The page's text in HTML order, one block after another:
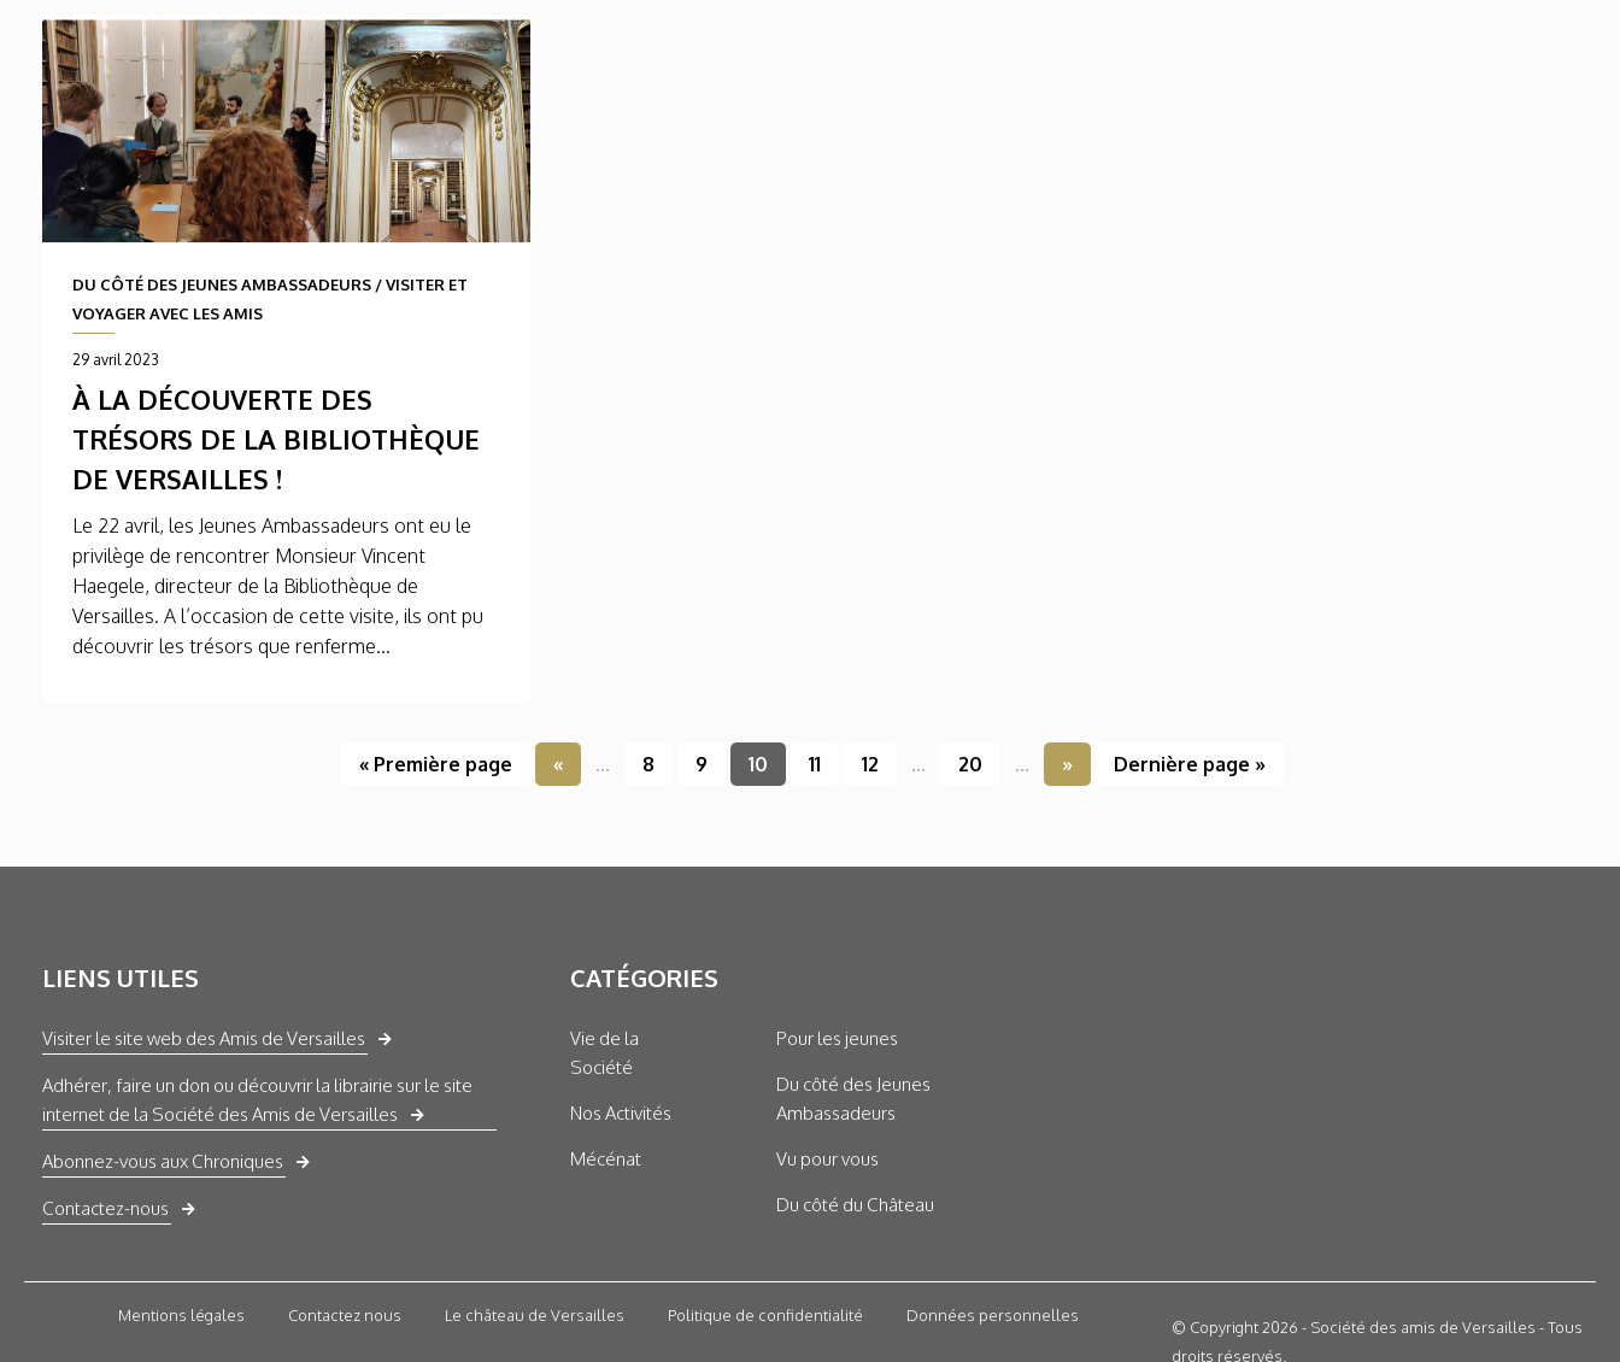
DU CÔTÉ DES JEUNES AMBASSADEURS /VISITER ET
VOYAGER AVEC LES AMIS
29 avril 2023
À LA DÉCOUVERTE DES
TRÉSORS DE LA BIBLIOTHÈQUE
DE VERSAILLES !
Le 22 avril, les Jeunes Ambassadeurs ont eu le
privilège de rencontrer Monsieur Vincent
Haegele, directeur de la Bibliothèque de
Versailles. A l’occasion de cette visite, ils ont pu
découvrir les trésors que renferme...
« Première page « ... 8 9 10 11 12 ... 20 ... » Dernière page »
LIENS UTILES
Visiter le site web des Amis de Versailles
Adhérer, faire un don ou découvrir la librairie sur le site
internet de la Société des Amis de Versailles
Abonnez-vous aux Chroniques
Contactez-nous
CATÉGORIES
Vie de la
Société
Nos Activités
Mécénat
Pour les jeunes
Du côté des Jeunes
Ambassadeurs
Vu pour vous
Du côté du Château
Mentions légales Contactez nous Le château de Versailles Politique de confidentialité Données personnelles
© Copyright 2026 - Société des amis de Versailles - Tous
droits réservés.